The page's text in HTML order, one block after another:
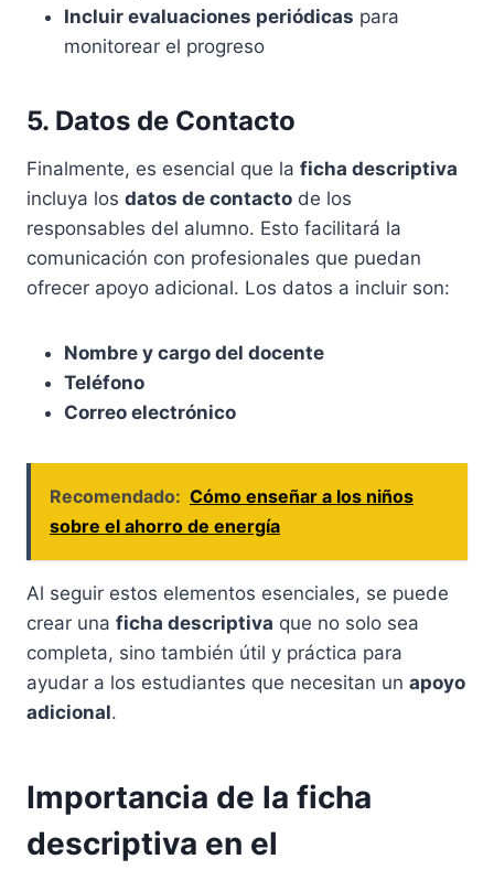
Incluir evaluaciones periódicas para
monitorear el progreso
5. Datos de Contacto
Finalmente, es esencial que la ficha descriptiva
incluya los datos de contacto de los
responsables del alumno. Esto facilitará la
comunicación con profesionales que puedan
ofrecer apoyo adicional. Los datos a incluir son:
Nombre y cargo del docente
Teléfono
Correo electrónico
Recomendado: Cómo enseñar a los niños
sobre el ahorro de energía
Al seguir estos elementos esenciales, se puede
crear una ficha descriptiva que no solo sea
completa, sino también útil y práctica para
ayudar a los estudiantes que necesitan un apoyo
adicional.
Importancia de la ficha
descriptiva en el